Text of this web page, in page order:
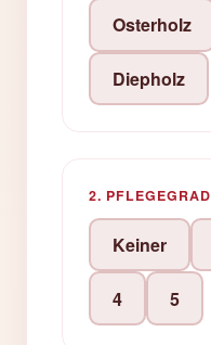
Osterholz
Diepholz
2. PFLEGEGRAD
Keiner
4 5